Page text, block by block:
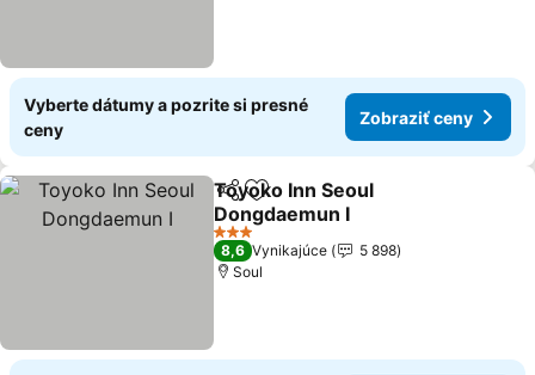
Vyberte dátumy a pozrite si presné
ceny
Zobraziť ceny
ZdieľaťPridať do obľúbených
Toyoko Inn Seoul
Dongdaemun I
3 Počet hviezdičiek
8,6 Vynikajúce
5 898
Soul